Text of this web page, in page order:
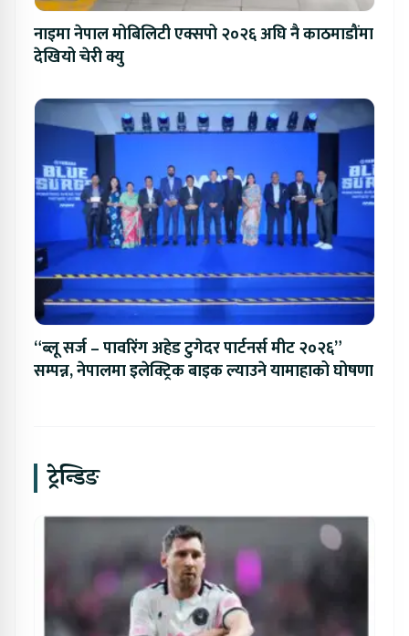
नाइमा नेपाल मोबिलिटी एक्सपो २०२६ अघि नै काठमाडौंमा
देखियो चेरी क्यु
“ब्लू सर्ज – पावरिंग अहेड टुगेदर पार्टनर्स मीट २०२६”
सम्पन्न, नेपालमा इलेक्ट्रिक बाइक ल्याउने यामाहाको घोषणा
ट्रेन्डिङ